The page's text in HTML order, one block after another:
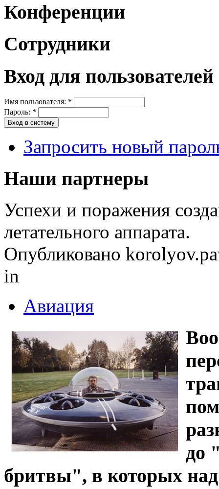
Конференции
Сотрудники
Вход для пользователей
Имя пользователя: *
Пароль: *
Запросить новый
Наши партнеры
Успехи и поражения
летательного аппарата.
Опубликовано
in
Авиация
до
бритвы", в которых